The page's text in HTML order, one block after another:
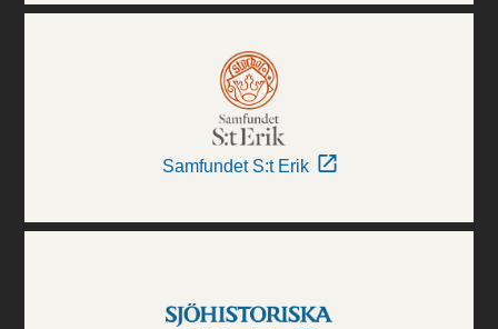
Samfundet S:t Erik